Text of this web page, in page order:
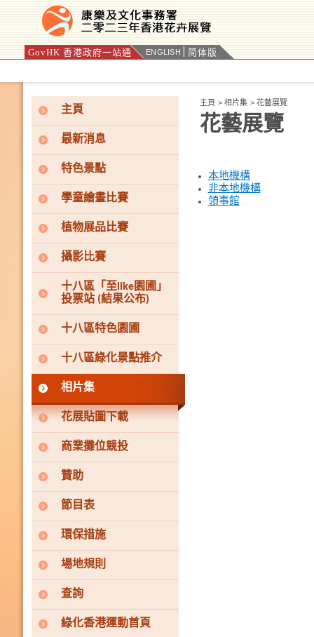
GovHK 香港政府一站通 ENGLISH 简体版
按“Tab”進入菜單
主頁
最新消息
特色景點
學童繪畫比賽
植物展品比賽
攝影比賽
十八區「至like園圃」
投票站 (結果公布)
十八區特色園圃
十八區綠化景點推介
相片集
花展貼圖下載
商業攤位競投
贊助
節目表
環保措施
場地規則
查詢
綠化香港運動首頁
主頁 > 相片集 > 花藝展覽
花藝展覽
本地機構
非本地機構
領事館